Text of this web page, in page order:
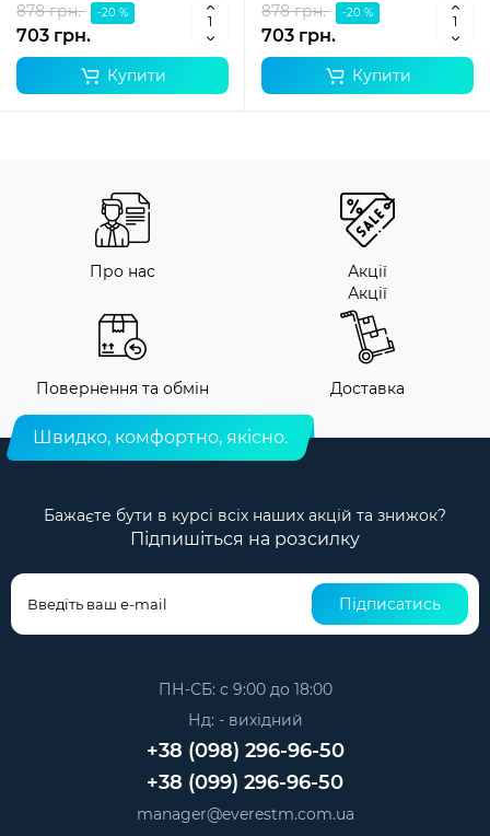
878 грн. -20 %
703 грн.
Купити
878 грн. -20 %
703 грн.
Купити
Про нас
Акції
Акції
Повернення та обмін Доставка
Швидко, комфортно, якісно.
Бажаєте бути в курсі всіх наших акцій та знижок?
Підпишіться на розсилку
Підписатись
ПН-СБ: с 9:00 до 18:00
Нд: - вихідний
+38 (098) 296-96-50
+38 (099) 296-96-50
manager@everestm.com.ua